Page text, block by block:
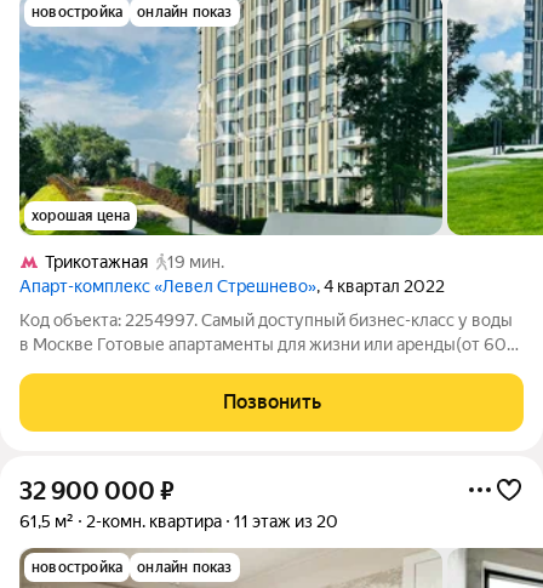
новостройка онлайн показ
хорошая цена
Трикотажная
19 мин.
Апарт-комплекс «Левел Стрешнево», 4 квартал 2022
Код объекта: 2254997. Самый доступный бизнес-класс у воды
в Москве Готовые апартаменты для жизни или аренды(от 60
класса, расположенный в престижном и экологически чистом
районе Москвы на стрелке
Позвонить
32 900 000 ₽
61,5 м² 2-комн. квартира 11 этаж из 20
новостройка онлайн показ